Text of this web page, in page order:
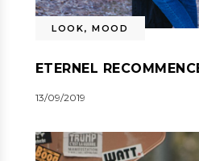
LOOK, MOOD
ETERNEL
13/09/2019